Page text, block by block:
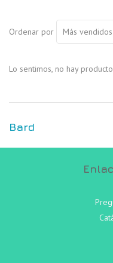
Ordenar por
Lo sentimos, no hay
Bard